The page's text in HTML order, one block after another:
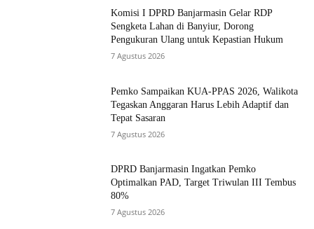
Komisi I DPRD Banjarmasin Gelar RDP
Sengketa Lahan di Banyiur, Dorong
Pengukuran Ulang untuk Kepastian Hukum
7 Agustus 2026
Pemko Sampaikan KUA-PPAS 2026, Walikota
Tegaskan Anggaran Harus Lebih Adaptif dan
Tepat Sasaran
7 Agustus 2026
DPRD Banjarmasin Ingatkan Pemko
Optimalkan PAD, Target Triwulan III Tembus
80%
7 Agustus 2026